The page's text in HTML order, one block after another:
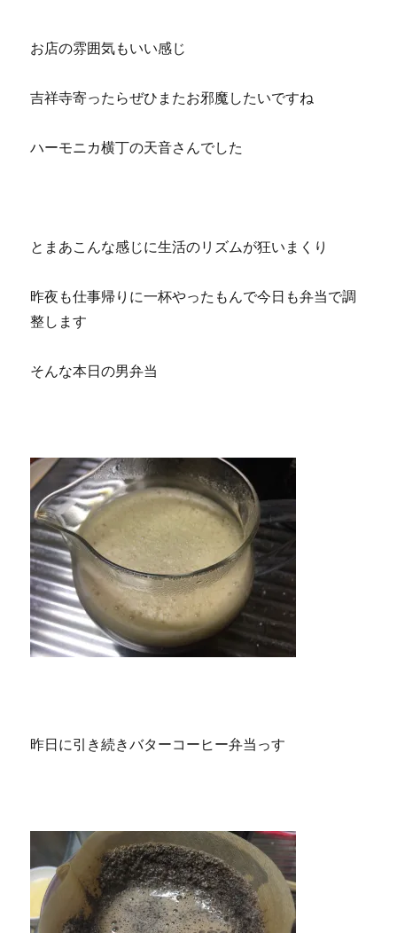
お店の雰囲気もいい感じ
吉祥寺寄ったらぜひまたお邪魔したいですね
ハーモニカ横丁の天音さんでした
とまあこんな感じに生活のリズムが狂いまくり
昨夜も仕事帰りに一杯やったもんで今日も弁当で調
整します
そんな本日の男弁当
昨日に引き続きバターコーヒー弁当っす